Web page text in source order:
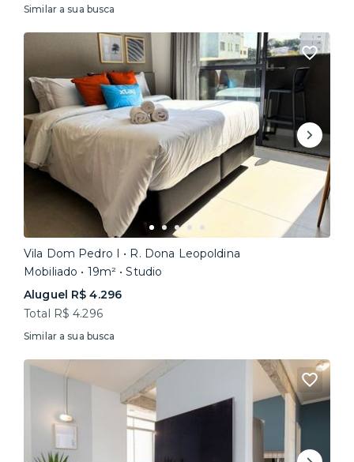
Similar a sua busca
Vila Dom Pedro I • R. Dona Leopoldina
Mobiliado • 19m² • Studio
Aluguel R$ 4.296
Total R$ 4.296
Similar a sua busca